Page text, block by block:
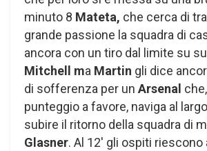
minuto 8 Mateta, che cerca di
grande passione la squadra di
ancora con un tiro dal limite su
Mitchell ma Martin gli dice
di sofferenza per un Arsenal
punteggio a favore, naviga al
subire il ritorno della squadra di
Glasner. Al 12′ gli ospiti